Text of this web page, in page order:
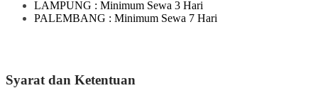
LAMPUNG : Minimum Sewa 3 Hari
PALEMBANG : Minimum Sewa 7 Hari
Syarat dan Ketentuan